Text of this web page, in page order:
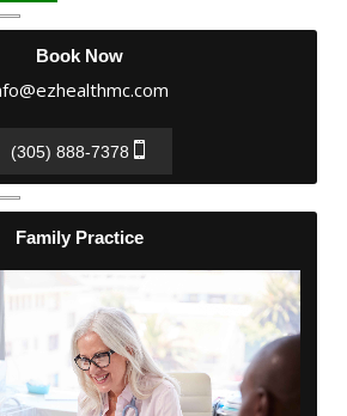
Book Now
(305) 888-7378
Family Practice